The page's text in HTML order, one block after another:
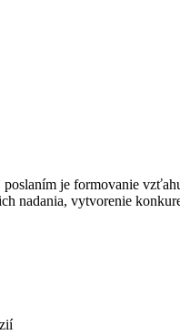
je formovanie
nadania, vytvorenie